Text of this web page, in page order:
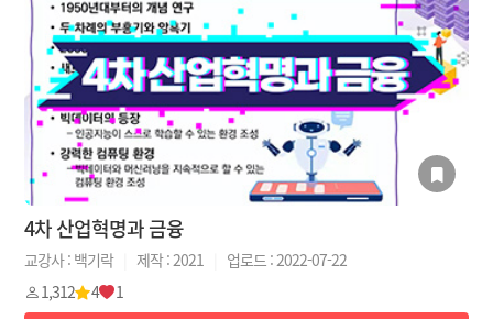
4차 산업혁명과 금융
교강사 : 백기락 제작 : 2021
업로드 : 2022-07-22
1,312
4 1